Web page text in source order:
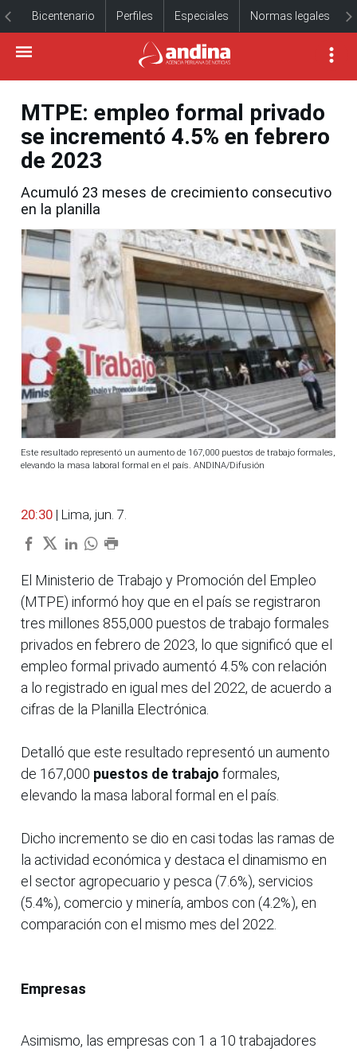
Bicentenario Perfiles Especiales Normas legales
MTPE: empleo formal privado
se incrementó 4.5% en febrero
de 2023
Acumuló 23 meses de crecimiento consecutivo
en la planilla
Este resultado representó un aumento de 167,000 puestos de trabajo formales,
elevando la masa laboral formal en el país. ANDINA/Difusión
20:30 | Lima, jun. 7.
El Ministerio de Trabajo y Promoción del Empleo
(MTPE) informó hoy que en el país se registraron
tres millones 855,000 puestos de trabajo formales
privados en febrero de 2023, lo que significó que el
empleo formal privado aumentó 4.5% con relación
a lo registrado en igual mes del 2022, de acuerdo a
cifras de la Planilla Electrónica.
Detalló que este resultado representó un aumento
de 167,000 puestos de trabajo formales,
elevando la masa laboral formal en el país.
Dicho incremento se dio en casi todas las ramas de
la actividad económica y destaca el dinamismo en
el sector agropecuario y pesca (7.6%), servicios
(5.4%), comercio y minería, ambos con (4.2%), en
comparación con el mismo mes del 2022.
Empresas
Asimismo, las empresas con 1 a 10 trabajadores